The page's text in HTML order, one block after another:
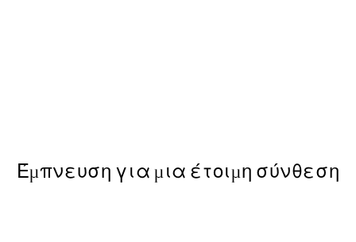
Έμπνευση για μια έτοιμη σύνθεση